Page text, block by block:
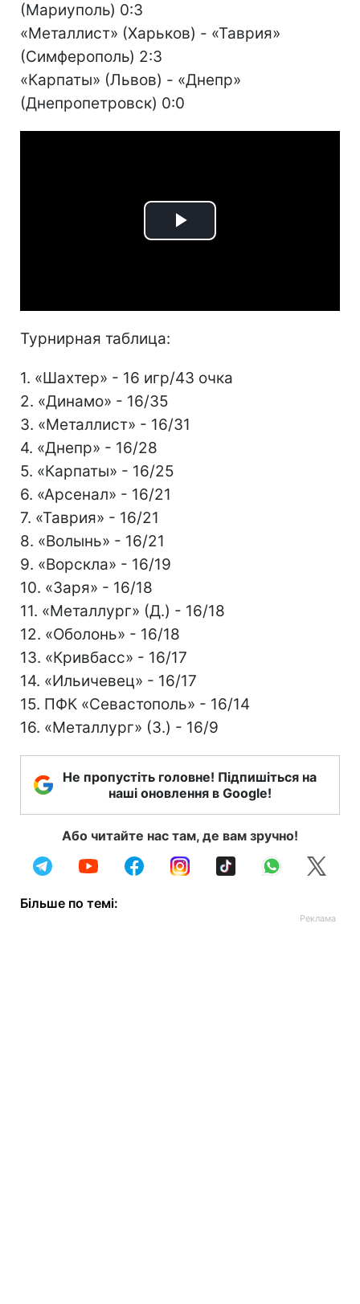
(Мариуполь) 0:3
«Металлист» (Харьков) - «Таврия»
(Симферополь) 2:3
«Карпаты» (Львов) - «Днепр»
(Днепропетровск) 0:0
Play
Турнирная таблица:
1. «Шахтер» - 16 игр/43 очка
2. «Динамо» - 16/35
3. «Металлист» - 16/31
4. «Днепр» - 16/28
5. «Карпаты» - 16/25
6. «Арсенал» - 16/21
7. «Таврия» - 16/21
8. «Волынь» - 16/21
9. «Ворскла» - 16/19
10. «Заря» - 16/18
11. «Металлург» (Д.) - 16/18
12. «Оболонь» - 16/18
13. «Кривбасс» - 16/17
14. «Ильичевец» - 16/17
15. ПФК «Севастополь» - 16/14
16. «Металлург» (З.) - 16/9
Не пропустіть головне! Підпишіться на
наші оновлення в Google!
Або читайте нас там, де вам зручно!
Більше по темі: